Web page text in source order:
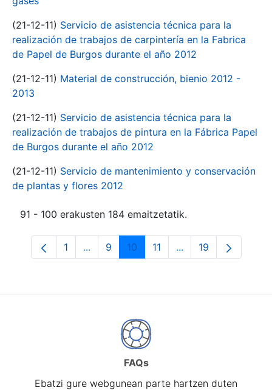
(21-12-11) Servicio de asistencia técnica para la
realización de trabajos de carpintería en la Fabrica
de Papel de Burgos durante el año 2012
(21-12-11) Material de construcción, bienio 2012 -
2013
(21-12-11) Servicio de asistencia técnica para la
realización de trabajos de pintura en la Fábrica Papel
de Burgos durante el año 2012
(21-12-11) Servicio de mantenimiento y conservación
de plantas y flores 2012
91 - 100 erakusten 184 emaitzetatik.
Orrialdea
1 ...Intermediate Pages Use TAB to
Orrialdea
9 Orrialdea
10 Orrialdea
11 ...Intermediate Pages
Orrialdea
19
FAQs
Ebatzi gure webgunean parte hartzen duten